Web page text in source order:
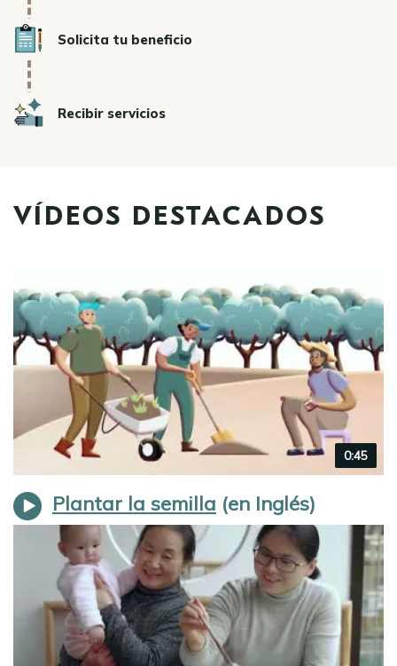
Icon Solicita tu beneficio
Icon Recibir servicios
VÍDEOS DESTACADOS
Video
duration
0:45
Plantar la semilla